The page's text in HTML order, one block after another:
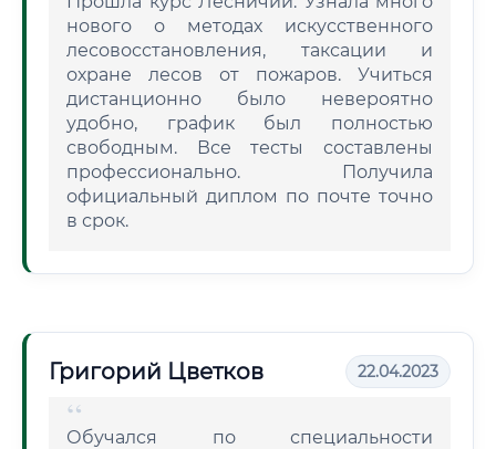
нового о методах искусственного
лесовосстановления, таксации и
охране лесов от пожаров. Учиться
дистанционно было невероятно
удобно, график был полностью
свободным. Все тесты составлены
профессионально. Получила
официальный диплом по почте точно
в срок.
Григорий Цветков 22.04.2023
Обучался по специальности